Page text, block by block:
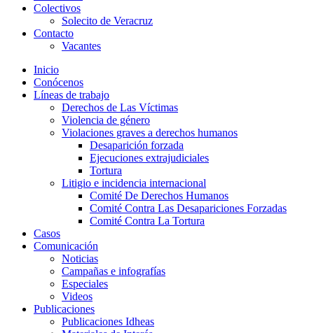
Colectivos
Solecito de Veracruz
Contacto
Vacantes
Inicio
Conócenos
Líneas de trabajo
Derechos de Las Víctimas
Violencia de género
Violaciones graves a derechos humanos
Desaparición forzada​
Ejecuciones extrajudiciales
Tortura
Litigio e incidencia internacional
Comité De Derechos Humanos​
Comité Contra Las Desapariciones Forzadas
Comité Contra La Tortura​
Casos
Comunicación
Noticias
Campañas e infografías
Especiales
Videos
Publicaciones
Publicaciones Idheas